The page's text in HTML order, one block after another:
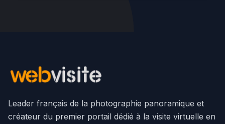
Leader français de la photographie panoramique et
créateur du premier portail dédié à la visite virtuelle en